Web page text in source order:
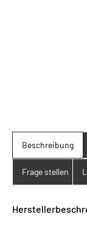
Beschreibung
Frage stellen